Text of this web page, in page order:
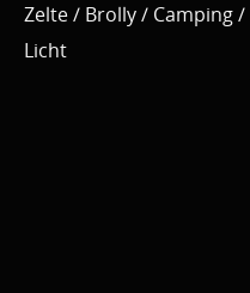
Zelte / Brolly / Camping /
Licht